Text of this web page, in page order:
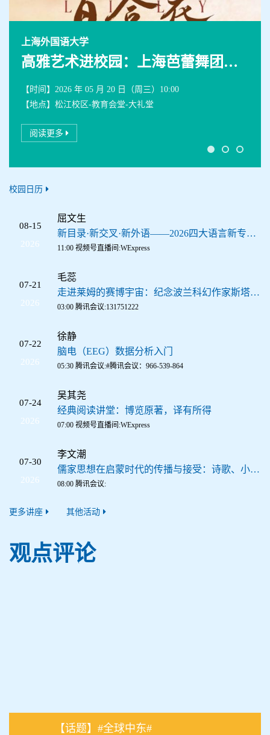
上海外国语大学
高雅艺术进校园：上海芭蕾舞团《百合花》
【时间】 2026 年 05 月 20 日（周三）10:00
【地点】 松江校区-教育会堂-大礼堂
阅读更多
校园日历
08-15
2026
屈文生
新目录·新交叉·新外语——2026四大语言新专业建设专家对话（二）
11:00 视频号直播间:WExpress
07-21
2026
毛蕊
走进莱姆的赛博宇宙：纪念波兰科幻作家斯塔尼斯瓦夫·莱姆诞辰105周年
03:00 腾讯会议:131751222
07-22
2026
徐静
脑电（EEG）数据分析入门
05:30 腾讯会议:#腾讯会议：966-539-864
07-24
2026
吴其尧
经典阅读讲堂：博览原著，译有所得
07:00 视频号直播间:WExpress
07-30
2026
李文潮
儒家思想在启蒙时代的传播与接受：诗歌、小说、游记、虚拟书信
08:00 腾讯会议:
更多讲座 其他活动
观点评论
【话题】#全球中东#